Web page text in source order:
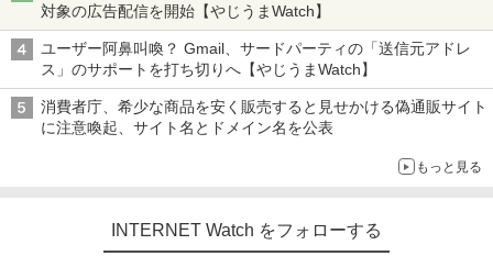
対象の広告配信を開始【やじうまWatch】
ユーザー阿鼻叫喚？ Gmail、サードパーティの「送信元アドレ
ス」のサポートを打ち切りへ【やじうまWatch】
消費者庁、希少な商品を安く販売すると見せかける偽通販サイト
に注意喚起、サイト名とドメイン名を公表
もっと見る
INTERNET Watch をフォローする